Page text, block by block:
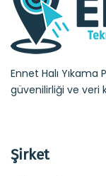
Ennet Halı Yıkama
güvenilirliği ve veri
Şirket